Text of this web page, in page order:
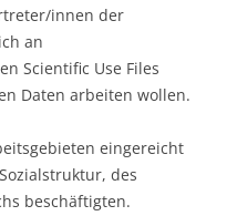
innen der
an
Scientific Use Files
Daten arbeiten wollen.
eingereicht
des
beschäftigten.